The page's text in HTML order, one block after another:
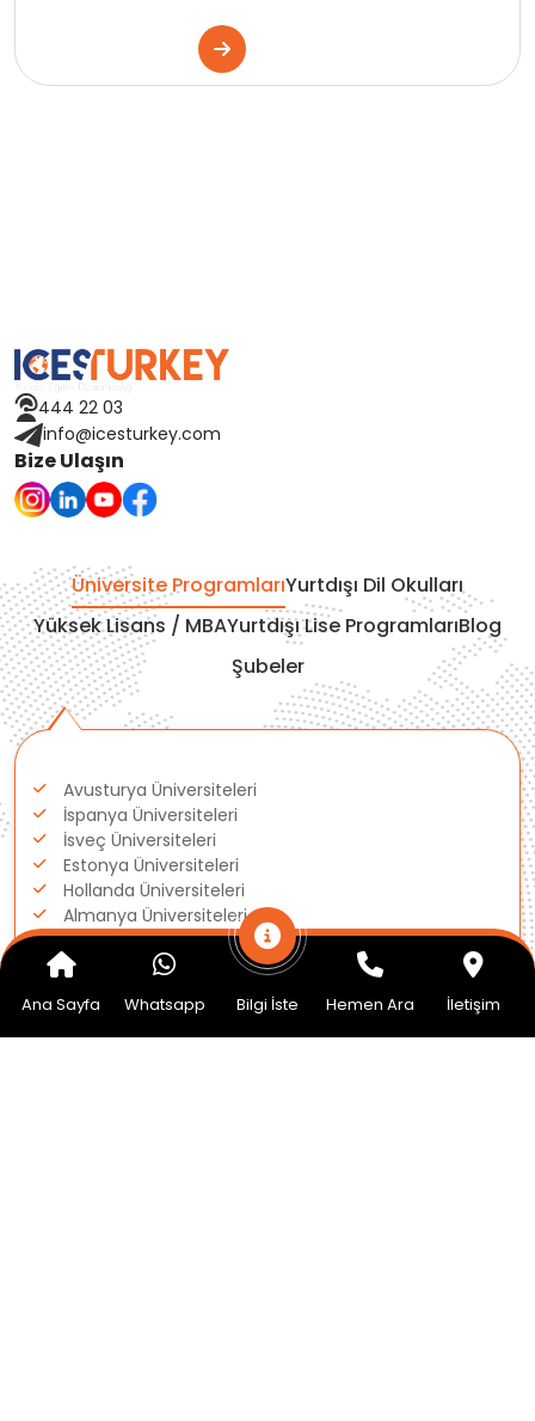
444 22 03
info@icesturkey.com
Bize Ulaşın
Üniversite ProgramlarıYurtdışı Dil Okulları
Yüksek Lisans / MBAYurtdışı Lise ProgramlarıBlog
Şubeler
Avusturya Üniversiteleri
İspanya Üniversiteleri
İsveç Üniversiteleri
Estonya Üniversiteleri
Hollanda Üniversiteleri
Almanya Üniversiteleri
Amerika Üniversiteleri
Kanada Üniversiteleri
Macaristan Üniversiteleri
Ana Sayfa Whatsapp Bilgi İste Hemen Ara İletişim